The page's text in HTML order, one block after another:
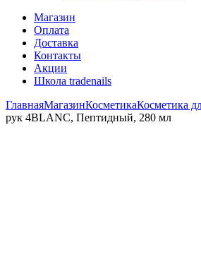
Магазин
Оплата
Доставка
Контакты
Акции
Школа tradenails
ГлавнаяМагазинКосметикаКосметика
рук 4BLANC, Пептидный, 280 мл